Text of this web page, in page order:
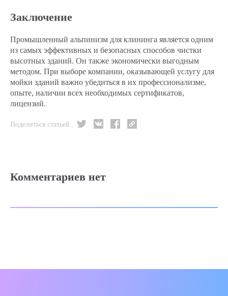
Заключение
Промышленный альпинизм для клининга является одним
из самых эффективных и безопасных способов чистки
высотных зданий. Он также экономически выгодным
методом. При выборе компании, оказывающей услугу для
мойки зданий важно убедиться в их профессионализме,
опыте, наличии всех необходимых сертификатов,
лицензий.
Поделиться статьей
Комментариев нет